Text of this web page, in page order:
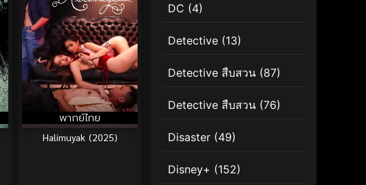
พากย์ไทย
Halimuyak (2025)
DC (4)
Detective (13)
Detective สืบสวน (87)
Detective สืบสวน (76)
Disaster (49)
Disney+ (152)